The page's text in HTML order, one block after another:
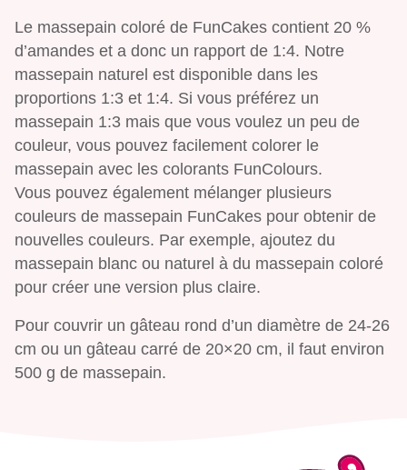
Le massepain coloré de FunCakes contient 20 %
d’amandes et a donc un rapport de 1:4. Notre
massepain naturel est disponible dans les
proportions 1:3 et 1:4. Si vous préférez un
massepain 1:3 mais que vous voulez un peu de
couleur, vous pouvez facilement colorer le
massepain avec les colorants FunColours.
Vous pouvez également mélanger plusieurs
couleurs de massepain FunCakes pour obtenir de
nouvelles couleurs. Par exemple, ajoutez du
massepain blanc ou naturel à du massepain coloré
pour créer une version plus claire.
Pour couvrir un gâteau rond d’un diamètre de 24-26
cm ou un gâteau carré de 20×20 cm, il faut environ
500 g de massepain.